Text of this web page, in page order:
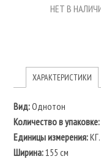
НЕТ В
ХАРАКТЕРИСТИКИ
Вид:Однотон
Количество в упаковке:
Единицы измерения:КГ.
Ширина:155 см